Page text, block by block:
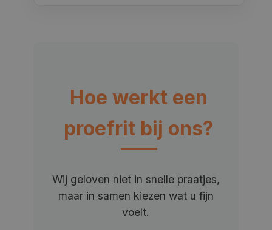
Hoe werkt een
proefrit bij ons?
Wij geloven niet in snelle praatjes,
maar in samen kiezen wat u fijn
voelt.